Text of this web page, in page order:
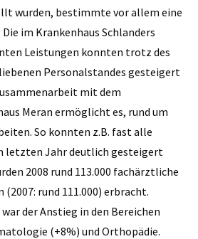
wurden, bestimmte vor allem eine
im Krankenhaus Schlanders
Leistungen konnten trotz des
Personalstandes gesteigert
mit dem
Meran ermöglicht es, rund um
So konnten z.B. fast alle
letzten Jahr deutlich gesteigert
2008 rund 113.000 fachärztliche
rund 111.000) erbracht.
der Anstieg in den Bereichen
(+8%) und Orthopädie.